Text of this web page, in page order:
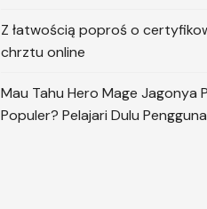
Z łatwością poproś o
chrztu online
Mau Tahu Hero Mage Jagonya
Populer? Pelajari Dulu